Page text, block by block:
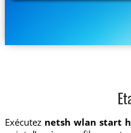
Exécutez netsh wlan start